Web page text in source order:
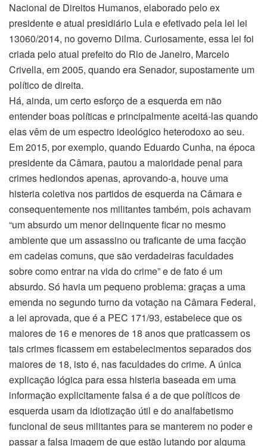
Nacional de Direitos Humanos, elaborado pelo ex
presidente e atual presidiário Lula e efetivado pela lei lei
13060/2014, no governo Dilma. Curiosamente, essa lei foi
criada pelo atual prefeito do Rio de Janeiro, Marcelo
Crivella, em 2005, quando era Senador, supostamente um
político de direita.
Há, ainda, um certo esforço de a esquerda em não
entender boas políticas e principalmente aceitá-las quando
elas vêm de um espectro ideológico heterodoxo ao seu.
Em 2015, por exemplo, quando Eduardo Cunha, na época
presidente da Câmara, pautou a maioridade penal para
crimes hediondos apenas, aprovando-a, houve uma
histeria coletiva nos partidos de esquerda na Câmara e
consequentemente nos militantes também, pois achavam
“um absurdo um menor delinquente ficar no mesmo
ambiente que um assassino ou traficante de uma facção
em cadeias comuns, que são verdadeiras faculdades
sobre como entrar na vida do crime” e de fato é um
absurdo. Só havia um pequeno problema: graças a uma
emenda no segundo turno da votação na Câmara Federal,
a lei aprovada, que é a PEC 171/93, estabelece que os
maiores de 16 e menores de 18 anos que praticassem os
tais crimes ficassem em estabelecimentos separados dos
maiores de 18, isto é, nas faculdades do crime. A única
explicação lógica para essa histeria baseada em uma
informação explicitamente falsa é a de que políticos de
esquerda usam da idiotização útil e do analfabetismo
funcional de seus militantes para se manterem no poder e
passar a falsa imagem de que estão lutando por alguma